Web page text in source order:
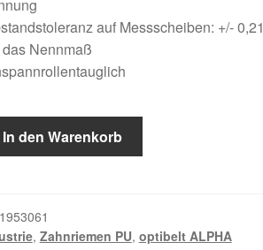
auf Messscheiben: +/- 0,21
Nennmaß
In den Warenkorb
1953061
, Zahnriemen PU, optibelt ALPHA